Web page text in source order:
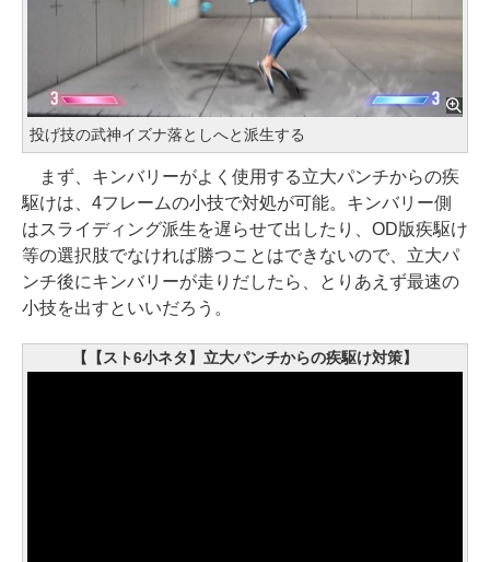
投げ技の武神イズナ落としへと派生する
まず、キンバリーがよく使用する立大パンチからの疾
駆けは、4フレームの小技で対処が可能。キンバリー側
はスライディング派生を遅らせて出したり、OD版疾駆け
等の選択肢でなければ勝つことはできないので、立大パ
ンチ後にキンバリーが走りだしたら、とりあえず最速の
小技を出すといいだろう。
【【スト6小ネタ】立大パンチからの疾駆け対策】